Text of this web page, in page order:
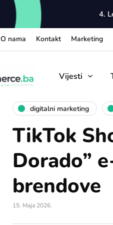
4.
O nama Kontakt Marketing
Vijesti
digitalni marketing
TikTok
Dorado”
brendove
15. Maja 2026.